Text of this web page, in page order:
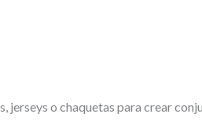
o chaquetas para crear